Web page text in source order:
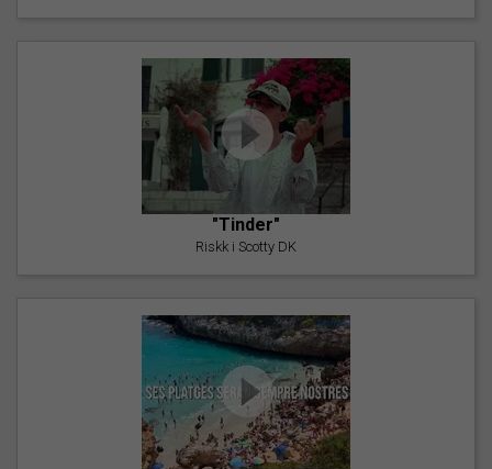
"Tinder"
Riskk i Scotty DK